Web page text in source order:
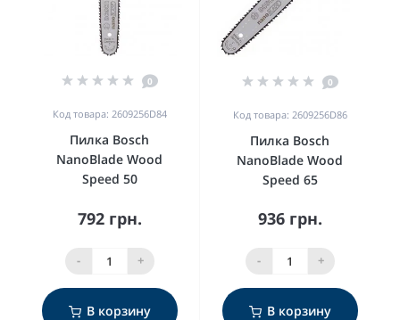
0
Код товара: 2609256D84
Пилка Bosch
NanoBlade Wood
Speed 50
792 грн.
- +
В корзину
0
Код товара: 2609256D86
Пилка Bosch
NanoBlade Wood
Speed 65
936 грн.
- +
В корзину